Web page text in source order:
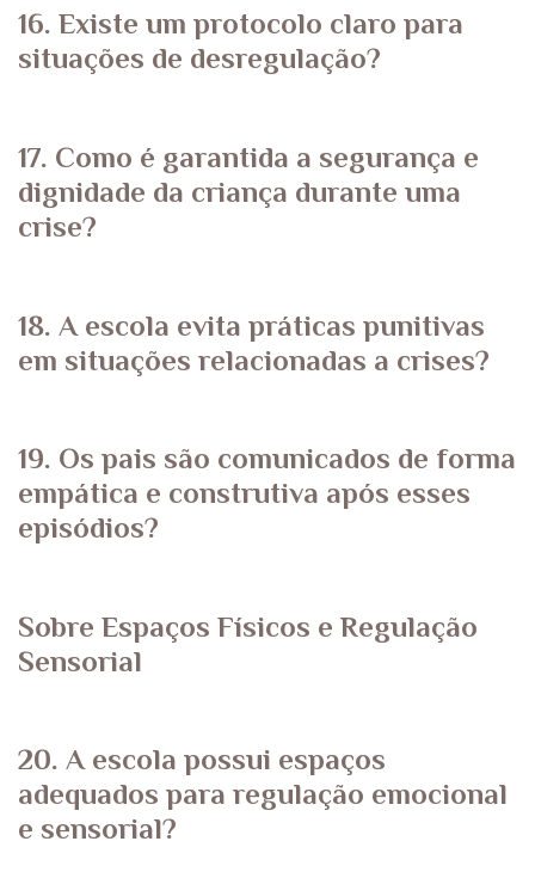
16. Existe um protocolo claro para
situações de desregulação?
17. Como é garantida a segurança e
dignidade da criança durante uma
crise?
18. A escola evita práticas punitivas
em situações relacionadas a crises?
19. Os pais são comunicados de forma
empática e construtiva após esses
episódios?
Sobre Espaços Físicos e Regulação
Sensorial
20. A escola possui espaços
adequados para regulação emocional
e sensorial?